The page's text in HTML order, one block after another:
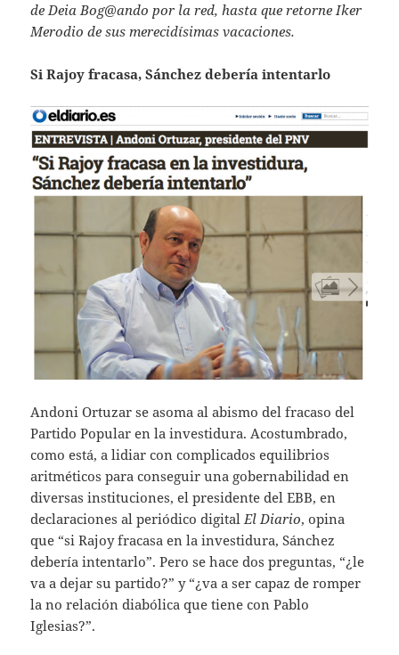
de Deia Bog@ando por la red, hasta que retorne Iker
Merodio de sus merecidísimas vacaciones.
Si Rajoy fracasa, Sánchez debería intentarlo
Andoni Ortuzar se asoma al abismo del fracaso del
Partido Popular en la investidura. Acostumbrado,
como está, a lidiar con complicados equilibrios
aritméticos para conseguir una gobernabilidad en
diversas instituciones, el presidente del EBB, en
declaraciones al periódico digital El Diario, opina
que “si Rajoy fracasa en la investidura, Sánchez
debería intentarlo”. Pero se hace dos preguntas, “¿le
va a dejar su partido?” y “¿va a ser capaz de romper
la no relación diabólica que tiene con Pablo
Iglesias?”.